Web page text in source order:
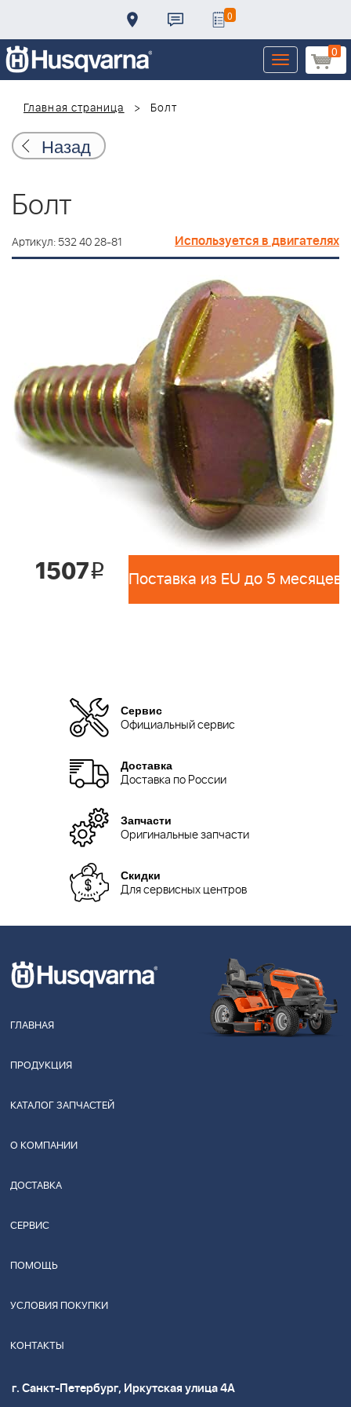
0
0
Toggle
navigation
Главная страница
Болт
Назад
Болт
Артикул: 532 40 28-81 Используется в двигателях
1507i Поставка из EU до 5 месяцев
Сервис
Официальный сервис
Доставка
Доставка по России
Запчасти
Оригинальные запчасти
Скидки
Для сервисных центров
ГЛАВНАЯ
ПРОДУКЦИЯ
КАТАЛОГ ЗАПЧАСТЕЙ
О КОМПАНИИ
ДОСТАВКА
СЕРВИС
ПОМОЩЬ
УСЛОВИЯ ПОКУПКИ
КОНТАКТЫ
г. Санкт-Петербург, Иркутская улица 4А